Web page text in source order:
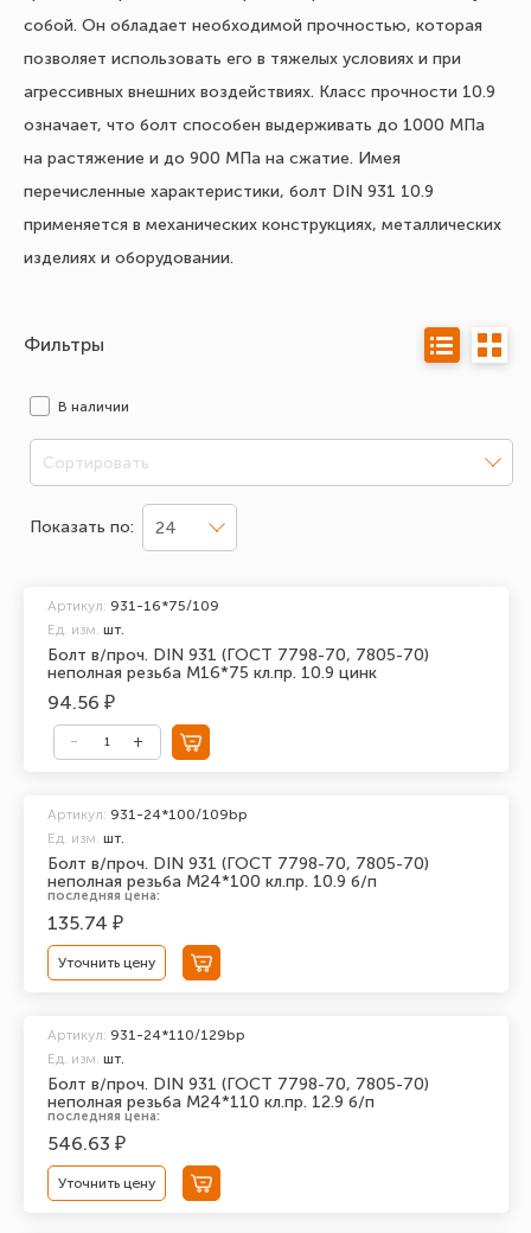
собой. Он обладает необходимой прочностью, которая
позволяет использовать его в тяжелых условиях и при
агрессивных внешних воздействиях. Класс прочности 10.9
означает, что болт способен выдерживать до 1000 МПа
на растяжение и до 900 МПа на сжатие. Имея
перечисленные характеристики, болт DIN 931 10.9
применяется в механических конструкциях, металлических
изделиях и оборудовании.
Фильтры
В наличии
Сортировать
Показать по: 24
Болт в/проч. DIN 931 (ГОСТ 7798-70, 7805-70)
неполная резьба М16*75 кл.пр. 10.9 цинк
Артикул: 931-16*75/109
Ед. изм. шт.
94.56 ₽
Болт в/проч. DIN 931 (ГОСТ 7798-70, 7805-70)
неполная резьба М24*100 кл.пр. 10.9 б/п
Артикул: 931-24*100/109bp
Ед. изм. шт.
последняя цена:
135.74 ₽
Уточнить цену
Болт в/проч. DIN 931 (ГОСТ 7798-70, 7805-70)
неполная резьба М24*110 кл.пр. 12.9 б/п
Артикул: 931-24*110/129bp
Ед. изм. шт.
последняя цена:
546.63 ₽
Уточнить цену